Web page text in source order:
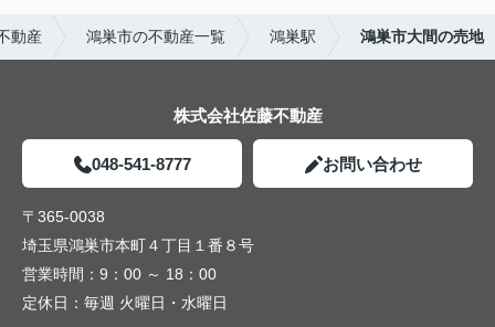
動産 鴻巣市の不動産一覧 鴻巣駅 鴻巣市大間の売地
株式会社佐藤不動産
048-541-8777 お問い合わせ
〒365-0038
埼玉県鴻巣市本町４丁目１番８号
営業時間： 9：00 ～ 18：00
定休日： 毎週 火曜日・水曜日